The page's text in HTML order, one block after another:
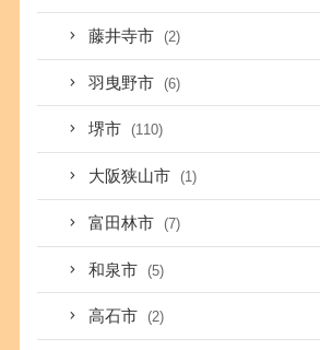
藤井寺市 (2)
羽曳野市 (6)
堺市 (110)
大阪狭山市 (1)
富田林市 (7)
和泉市 (5)
高石市 (2)